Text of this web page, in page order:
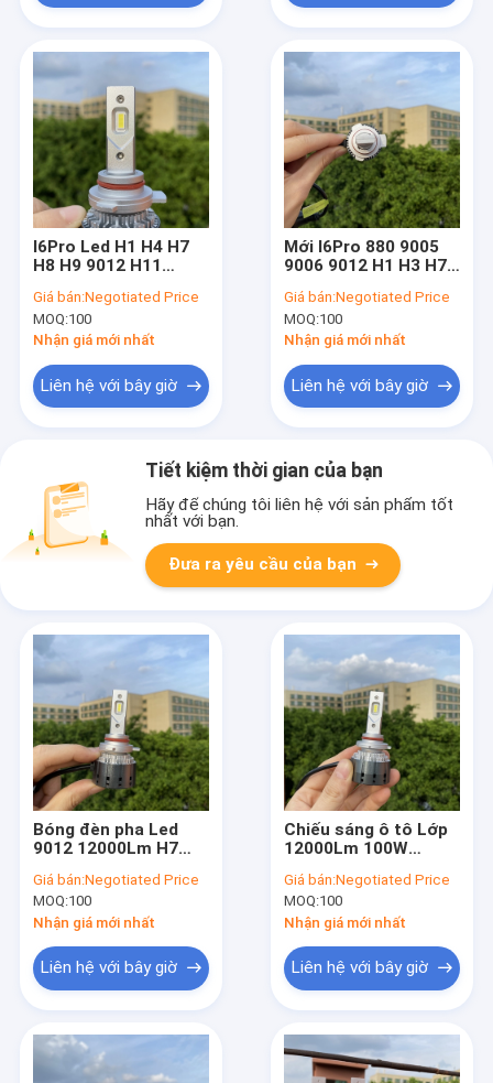
I6Pro Led H1 H4 H7
H8 H9 9012 H11
6500K Đèn pha Led
xe hơi Trắng 9005
Hb3 9006 Bóng đèn
Giá bán:Negotiated Price
MOQ:100
Nhận giá mới nhất
Liên hệ với bây giờ
Mới I6Pro 880 9005
9006 9012 H1 H3 H7
Ánh sáng trắng Bóng
đèn pha Led ô tô
dành cho ánh sáng ô
Giá bán:Negotiated Price
MOQ:100
Nhận giá mới nhất
Liên hệ với bây giờ
Tiết kiệm thời gian của bạn
Hãy để chúng tôi liên hệ với sản phẩm tốt
nhất với bạn.
Đưa ra yêu cầu của bạn
Bóng đèn pha Led
9012 12000Lm H7
xe hơi Csp Chips với
đèn tự động Canbus
Giá bán:Negotiated Price
MOQ:100
Nhận giá mới nhất
Liên hệ với bây giờ
Chiếu sáng ô tô Lớp
12000Lm 100W
LED 12V-24V Đèn pha
ô tô Đèn pha ô tô
Đèn pha ô tô cho xe
tải
Giá bán:Negotiated Price
MOQ:100
Nhận giá mới nhất
Liên hệ với bây giờ